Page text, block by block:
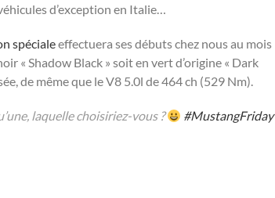
d’exception en Italie…
spécialeeffectuera ses débuts chez nous au mois
« Shadow Black » soit en vert d’origine « Dark
de même que le V8 5.0l de 464 ch (529 Nm).
laquelle choisiriez-vous ?
#MustangFriday